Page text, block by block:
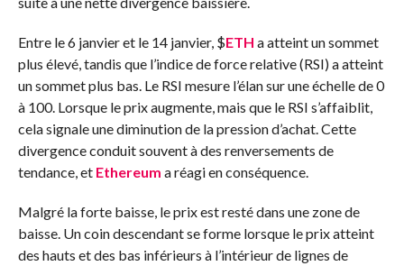
Entre le 6 janvier et le 14 janvier, $ETH a atteint un sommet
plus élevé, tandis que l’indice de force relative (RSI) a atteint
un sommet plus bas. Le RSI mesure l’élan sur une échelle de 0
à 100. Lorsque le prix augmente, mais que le RSI s’affaiblit,
cela signale une diminution de la pression d’achat. Cette
divergence conduit souvent à des renversements de
tendance, et Ethereum a réagi en conséquence.
Malgré la forte baisse, le prix est resté dans une zone de
baisse. Un coin descendant se forme lorsque le prix atteint
des hauts et des bas inférieurs à l’intérieur de lignes de